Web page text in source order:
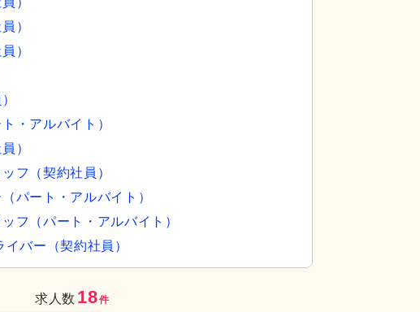
）
）
・アルバイト）
）
フ（契約社員）
パート・アルバイト）
フ（パート・アルバイト）
バー（契約社員）
求人数 18件